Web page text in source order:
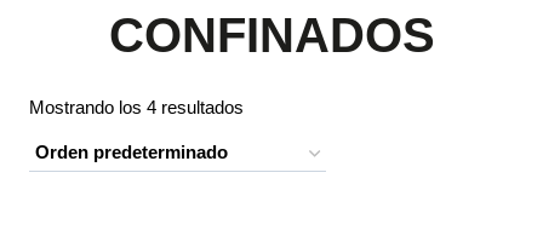
CONFINADOS
Mostrando los 4 resultados